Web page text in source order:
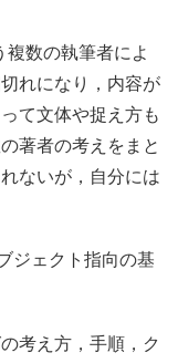
複数の執筆者によ
れになり，内容が
て文体や捉え方も
著者の考えをまと
ないが，自分には
ジェクト指向の基
考え方，手順，ク